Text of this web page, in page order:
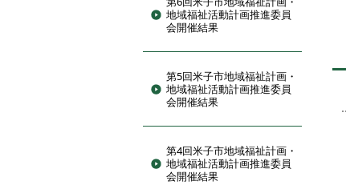
地域福祉活動計画推進委員
会開催結果
第5回米子市地域福祉計画・
地域福祉活動計画推進委員
会開催結果
第4回米子市地域福祉計画・
地域福祉活動計画推進委員
会開催結果